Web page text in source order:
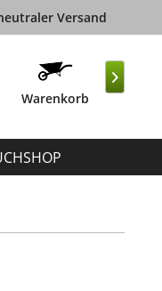
Versand
Warenkorb
